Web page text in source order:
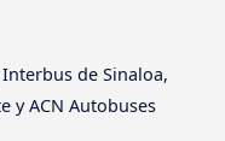
Interbus de Sinaloa,
y ACN Autobuses